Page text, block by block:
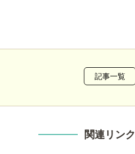
記事一覧
関連リンク